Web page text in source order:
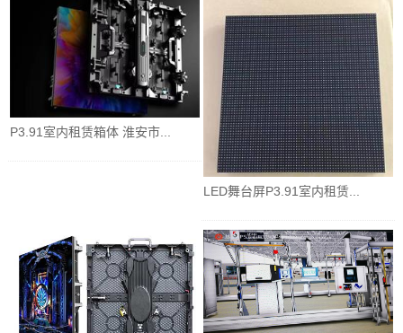
P3.91室内租赁箱体 淮安市...
LED舞台屏P3.91室内租赁...